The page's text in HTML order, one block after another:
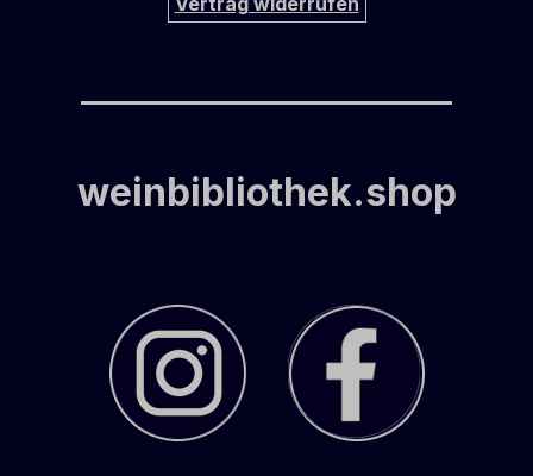
weinbibliothek.shop